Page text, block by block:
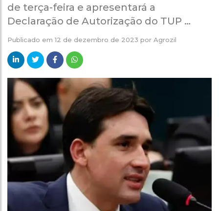
de terça-feira e apresentará a
Declaração de Autorização do TUP …
Publicado em12 de dezembro de 2023 por Agrozil